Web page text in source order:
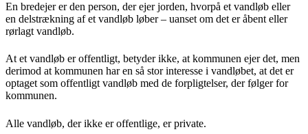
En bredejer er den person, der ejer jorden, hvorpå et vandløb eller
en delstrækning af et vandløb løber – uanset om det er åbent eller
rørlagt vandløb.
At et vandløb er offentligt, betyder ikke, at kommunen ejer det, men
derimod at kommunen har en så stor interesse i vandløbet, at det er
optaget som offentligt vandløb med de forpligtelser, der følger for
kommunen.
Alle vandløb, der ikke er offentlige, er private.